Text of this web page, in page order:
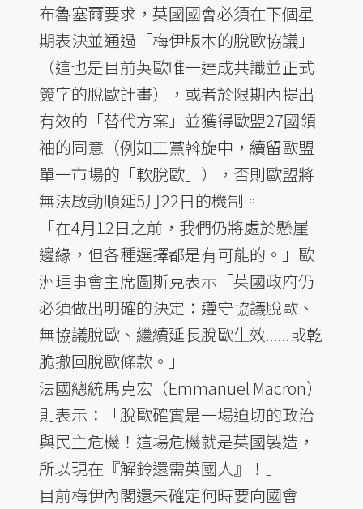
布魯塞爾要求，英國國會必須在下個星
期表決並通過「梅伊版本的脫歐協議」
（這也是目前英歐唯一達成共識並正式
簽字的脫歐計畫），或者於限期內提出
有效的「替代方案」並獲得歐盟27國領
袖的同意（例如工黨斡旋中，續留歐盟
單一市場的「軟脫歐」），否則歐盟將
無法啟動順延5月22日的機制。
「在4月12日之前，我們仍將處於懸崖
邊緣，但各種選擇都是有可能的。」歐
洲理事會主席圖斯克表示「英國政府仍
必須做出明確的決定：遵守協議脫歐、
無協議脫歐、繼續延長脫歐生效......或乾
脆撤回脫歐條款。」
法國總統馬克宏（Emmanuel Macron）
則表示：「脫歐確實是一場迫切的政治
與民主危機！這場危機就是英國製造，
所以現在『解鈴還需英國人』！」
目前梅伊內閣還未確定何時要向國會